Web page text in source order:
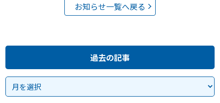
お知らせ一覧へ戻る
過去の記事